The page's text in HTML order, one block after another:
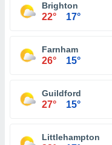
Brighton
22° 17°
Farnham
26° 15°
Guildford
27° 15°
Littlehampton